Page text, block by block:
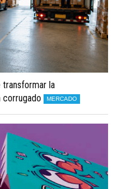
transformar la
MERCADO